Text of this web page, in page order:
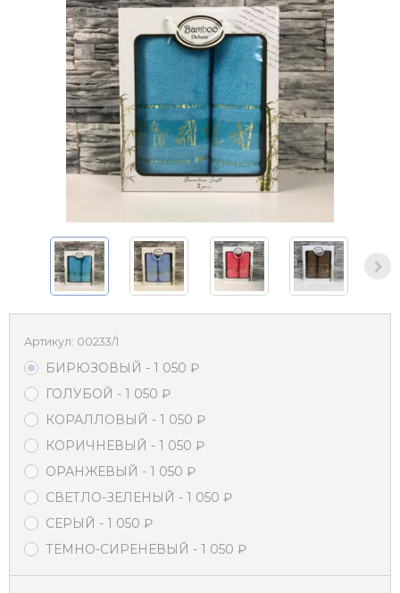
Артикул: 00233/1
БИРЮЗОВЫЙ - 1 050 ₽
ГОЛУБОЙ - 1 050 ₽
КОРАЛЛОВЫЙ - 1 050 ₽
КОРИЧНЕВЫЙ - 1 050 ₽
ОРАНЖЕВЫЙ - 1 050 ₽
СВЕТЛО-ЗЕЛЕНЫЙ - 1 050 ₽
СЕРЫЙ - 1 050 ₽
ТЕМНО-СИРЕНЕВЫЙ - 1 050 ₽